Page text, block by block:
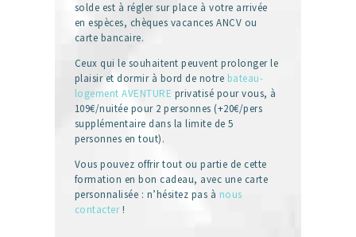
solde est à régler sur place à votre arrivée
en espèces, chèques vacances ANCV ou
carte bancaire.
Ceux qui le souhaitent peuvent prolonger le
plaisir et dormir à bord de notre bateau-
logement AVENTURE privatisé pour vous, à
109€/nuitée pour 2 personnes (+20€/pers
supplémentaire dans la limite de 5
personnes en tout).
Vous pouvez offrir tout ou partie de cette
formation en bon cadeau, avec une carte
personnalisée : n’hésitez pas à nous
contacter!